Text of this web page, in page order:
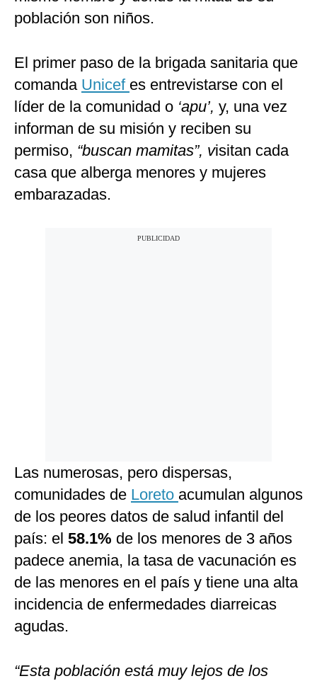
población son niños.
El primer paso de la brigada sanitaria que
comanda Unicef es entrevistarse con el
líder de la comunidad o ‘apu’, y, una vez
informan de su misión y reciben su
permiso, “buscan mamitas”, visitan cada
casa que alberga menores y mujeres
embarazadas.
Las numerosas, pero dispersas,
comunidades de Loreto acumulan algunos
de los peores datos de salud infantil del
país: el 58.1% de los menores de 3 años
padece anemia, la tasa de vacunación es
de las menores en el país y tiene una alta
incidencia de enfermedades diarreicas
agudas.
“Esta población está muy lejos de los